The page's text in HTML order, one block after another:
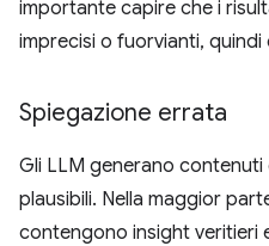
importante capire che i
imprecisi o fuorvianti, quindi
Spiegazione errata
Gli LLM generano
plausibili. Nella maggior
contengono insight veritieri